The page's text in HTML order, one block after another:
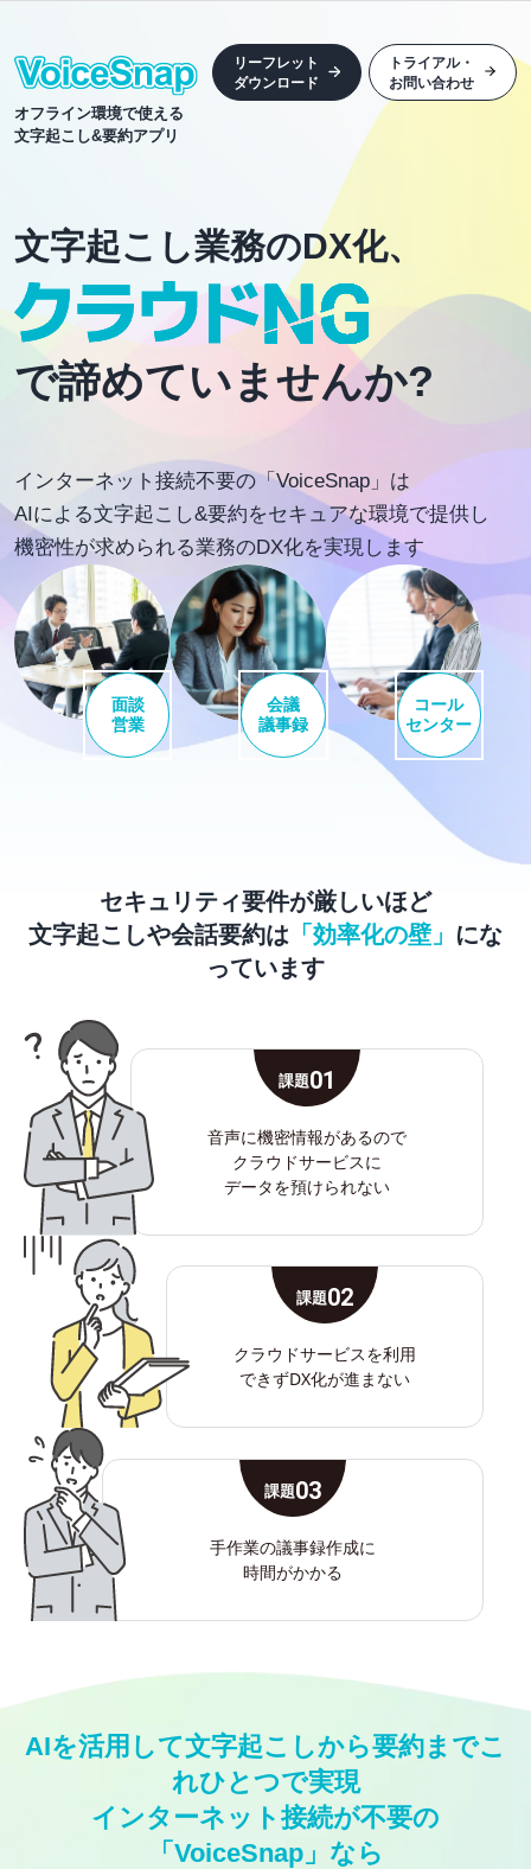
オフライン環境で使える
文字起こし&要約アプリ
リーフレット
ダウンロード
トライアル・
お問い合わせ
文字起こし業務のDX化、
で諦めていませんか?
インターネット接続不要の「VoiceSnap」は
AIによる文字起こし&要約をセキュアな環境で提供し
機密性が求められる業務のDX化を実現します
面談
営業
会議
議事録
コール
センター
セキュリティ要件が厳しいほど
文字起こしや会話要約は 「効率化の壁」 にな
っています
課題01
音声に機密情報があるので
クラウドサービスに
データを預けられない
課題02
クラウドサービスを利用
できずDX化が進まない
課題03
手作業の議事録作成に
時間がかかる
AIを活用して文字起こしから要約までこ
れひとつで実現
インターネット接続が不要の
「VoiceSnap」なら